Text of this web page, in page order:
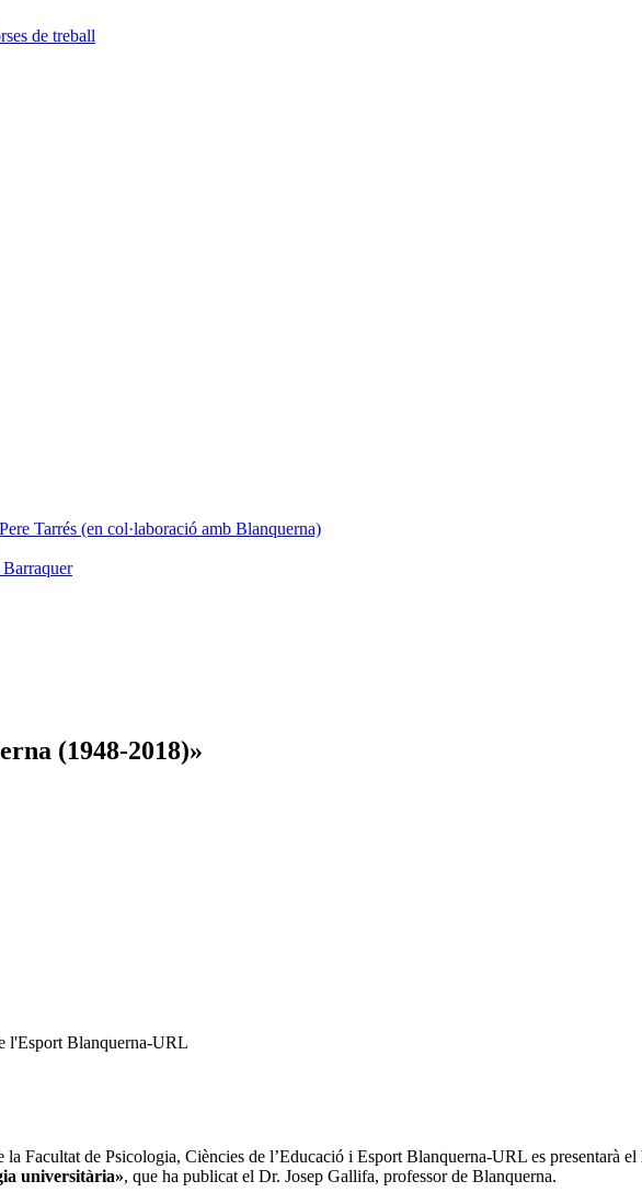
de treball
Tarrés (en col·laboració amb Blanquerna)
(1948-2018)»
l'Esport Blanquerna-URL
la Facultat de Psicologia, Ciències de l’Educació i Esport Blanquerna-URL es presentarà el
universitària», que ha publicat el Dr. Josep Gallifa, professor de Blanquerna.